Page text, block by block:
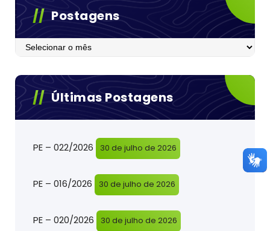
Postagens
Postagens
Últimas Postagens
PE – 022/2026 30 de julho de 2026
PE – 016/2026 30 de julho de 2026
PE – 020/2026 30 de julho de 2026